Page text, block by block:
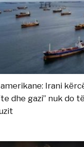
Irani
dhe gazi” nuk do